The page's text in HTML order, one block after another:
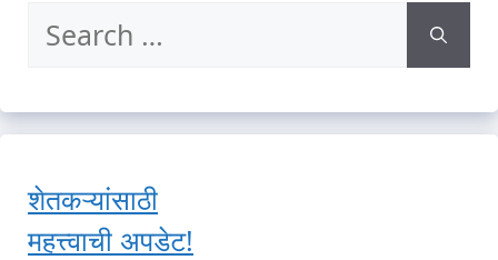
Search
शेतकऱ्यांसाठी
महत्त्वाची अपडेट!